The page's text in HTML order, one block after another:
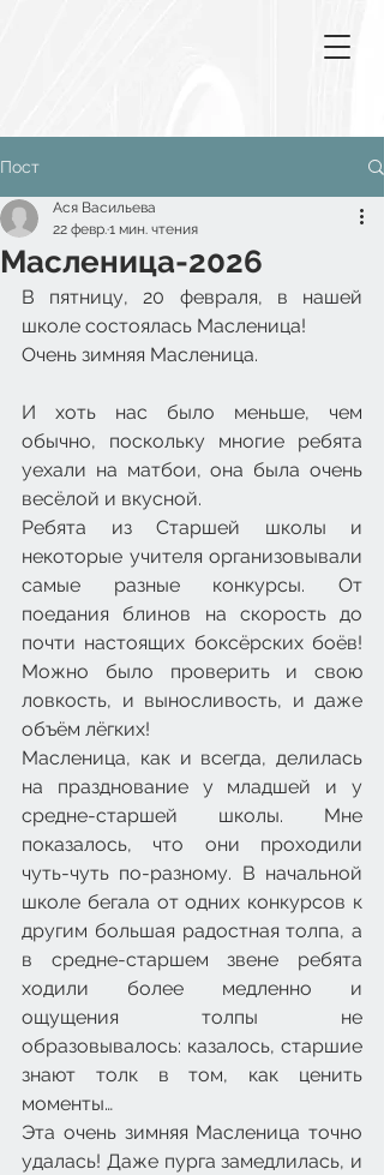
Пост
Масленица-2026
Ася Васильева
22 февр.1 мин. чтения
В пятницу, 20 февраля, в нашей
школе состоялась Масленица!
Очень зимняя Масленица.
И хоть нас было меньше, чем
обычно, поскольку многие ребята
уехали на матбои, она была очень
весёлой и вкусной.
Ребята из Старшей школы и
некоторые учителя организовывали
самые разные конкурсы. От
поедания блинов на скорость до
почти настоящих боксёрских боёв!
Можно было проверить и свою
ловкость, и выносливость, и даже
объём лёгких!
Масленица, как и всегда, делилась
на празднование у младшей и у
средне-старшей школы. Мне
показалось, что они проходили
чуть-чуть по-разному. В начальной
школе бегала от одних конкурсов к
другим большая радостная толпа, а
в средне-старшем звене ребята
ходили более медленно и
ощущения толпы не
образовывалось: казалось, старшие
знают толк в том, как ценить
моменты…
Эта очень зимняя Масленица точно
удалась! Даже пурга замедлилась, и